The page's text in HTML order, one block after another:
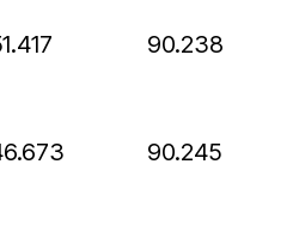
51.417 90.238
46.673 90.245